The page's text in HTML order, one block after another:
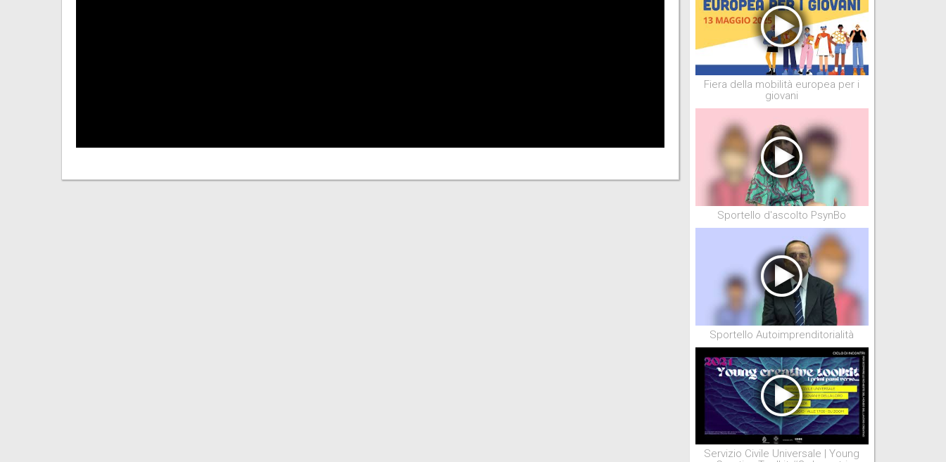
Fiera della mobilità europea per i
giovani
Sportello d'ascolto PsynBo
Sportello Autoimprenditorialità
Servizio Civile Universale | Young